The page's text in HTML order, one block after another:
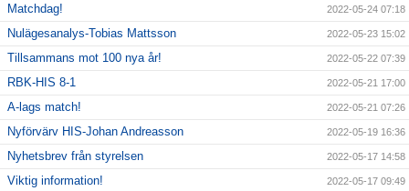
Matchdag! 2022-05-24 07:18
Nulägesanalys-Tobias Mattsson 2022-05-23 15:02
Tillsammans mot 100 nya år! 2022-05-22 07:39
RBK-HIS 8-1 2022-05-21 17:00
A-lags match! 2022-05-21 07:26
Nyförvärv HIS-Johan Andreasson 2022-05-19 16:36
Nyhetsbrev från styrelsen 2022-05-17 14:58
Viktig information! 2022-05-17 09:49